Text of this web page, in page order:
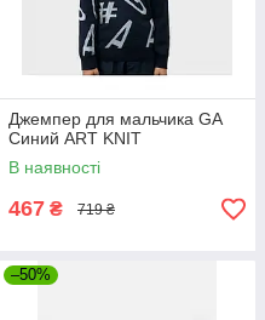
Джемпер для мальчика GA
Синий ART KNIT
В наявності
467 ₴ 719 ₴
–50%